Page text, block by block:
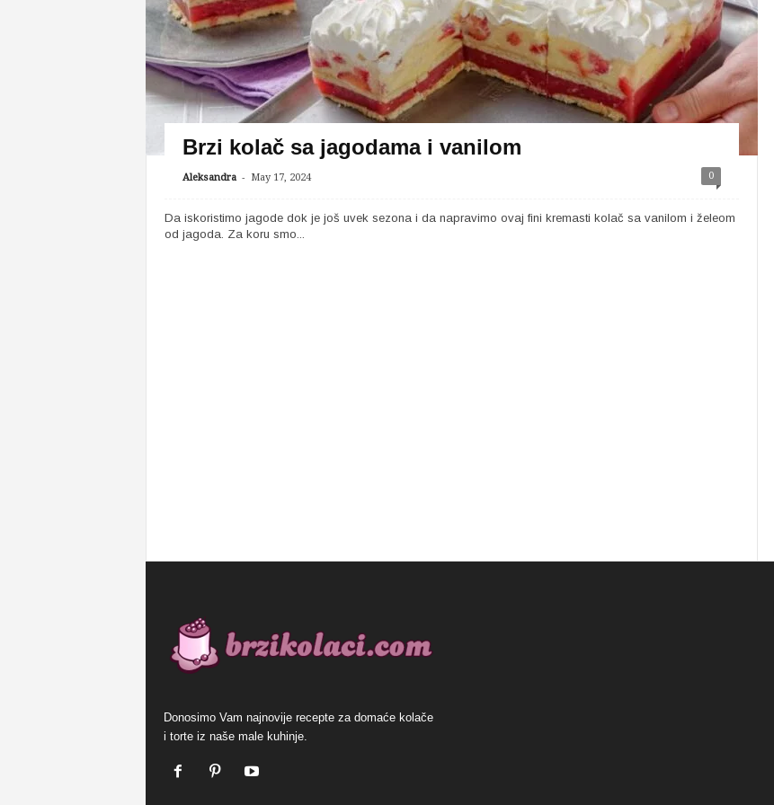
Brzi kolač sa jagodama i vanilom
Aleksandra - May 17, 2024 0
Da iskoristimo jagode dok je još uvek sezona i da napravimo ovaj fini kremasti kolač sa vanilom i želeom
od jagoda. Za koru smo...
Donosimo Vam najnovije recepte za domaće kolače
i torte iz naše male kuhinje.